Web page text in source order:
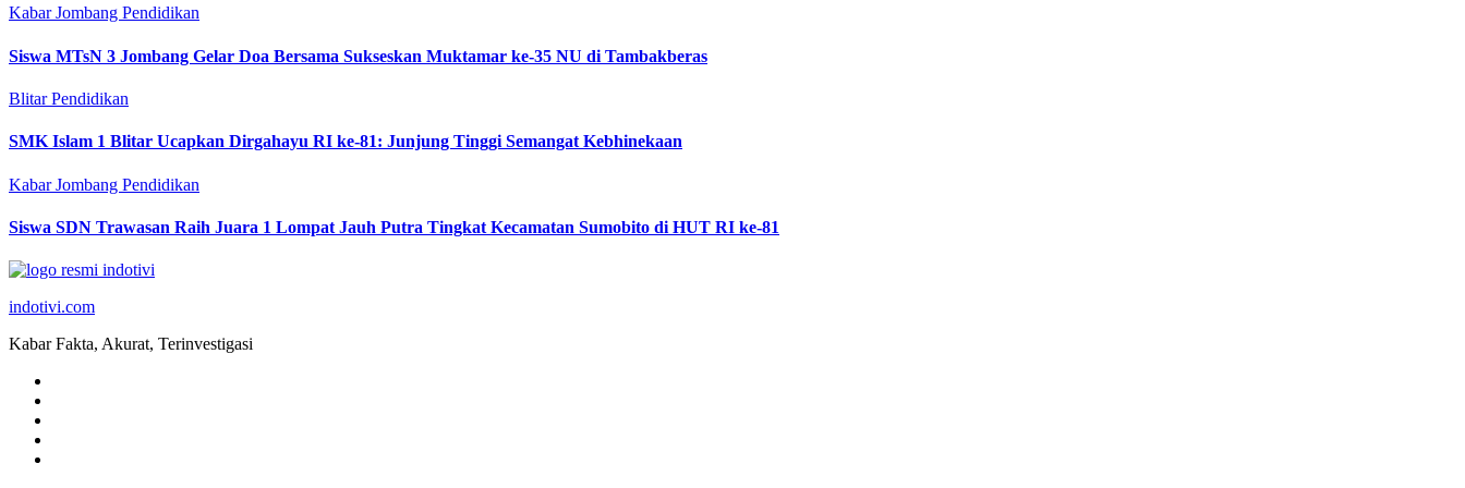
Kabar Jombang Pendidikan
Siswa MTsN 3 Jombang Gelar Doa Bersama Sukseskan Muktamar ke-35 NU di Tambakberas
BlitarPendidikan
SMK Islam 1 Blitar Ucapkan Dirgahayu RI ke-81: Junjung Tinggi Semangat Kebhinekaan
Kabar Jombang Pendidikan
Siswa SDN Trawasan Raih Juara 1 Lompat Jauh Putra Tingkat Kecamatan Sumobito di HUT RI ke-81
indotivi.com
Kabar Fakta, Akurat, Terinvestigasi